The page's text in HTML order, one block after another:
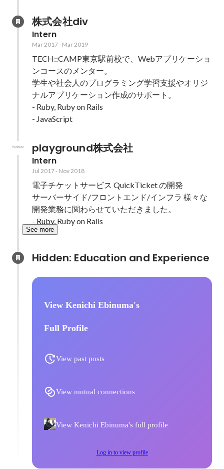
株式会社div
Intern
Mar 2017- Mar 2019
TECH::CAMP東京駅前校で、Webアプリケーショ
ンコースのメンター。
学生や社会人のプログラミング学習支援やオリジ
ナルアプリケーション作成のサポート。
- Ruby, Ruby on Rails
- JavaScript
playground株式会社
Intern
Jul 2017- Nov 2018
電子チケットサービス QuickTicket の開発
サーバーサイド/フロントエンド/インフラ 様々な
開発業務に関わらせていただきました。
- Ruby, Ruby on Rails
See more
View Kenichi Ebinuma's
Full Profile
View past posts
View mutual connections
View Kenichi Ebinuma's full profile
Log in to view profile